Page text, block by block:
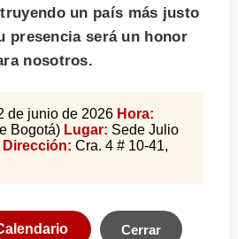
un país más justo
presencia será un honor
nosotros.
de junio de 2026 Hora:
Bogotá) Lugar: Sede Julio
Dirección: Cra. 4 # 10-41,
Cerrar